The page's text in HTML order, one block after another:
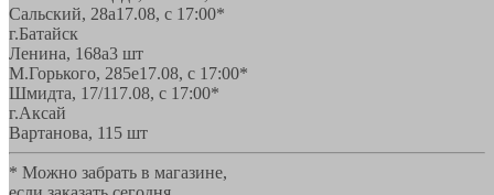
Сальский, 28a17.08, с 17:00*
г.Батайск
Ленина, 168а3 шт
М.Горького, 285е17.08, с 17:00*
Шмидта, 17/117.08, с 17:00*
г.Аксай
Вартанова, 11 5 шт
* Можно забрать в магазине,